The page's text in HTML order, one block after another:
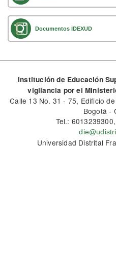
Documentos IDEXUD
Institución de Educación
vigilancia por el
Calle 13 No. 31 - 75, Edificio
Bogotá -
Tel.:
Universidad Distrital